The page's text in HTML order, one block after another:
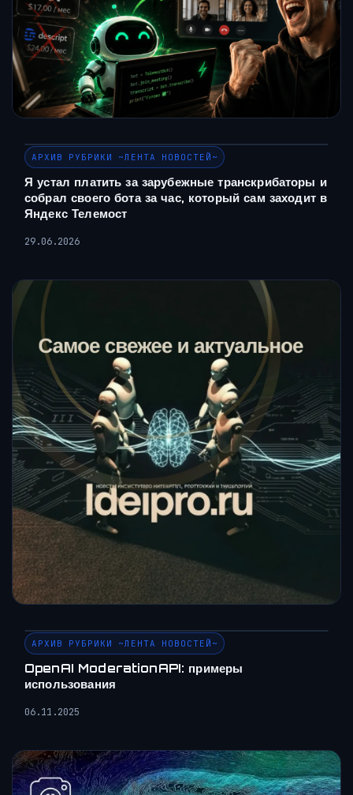
АРХИВ РУБРИКИ ~ЛЕНТА НОВОСТЕЙ~
Я устал платить за зарубежные транскрибаторы и
собрал своего бота за час, который сам заходит в
Яндекс Телемост
29.06.2026
АРХИВ РУБРИКИ ~ЛЕНТА НОВОСТЕЙ~
OpenAI ModerationAPI: примеры
использования
06.11.2025